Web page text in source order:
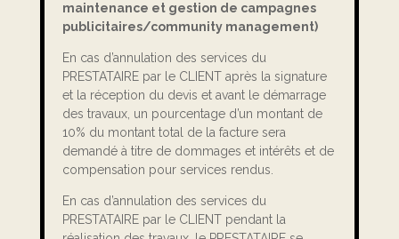
maintenance et gestion de campagnes
publicitaires/community management)
En cas d’annulation des services du
PRESTATAIRE par le CLIENT après la signature
et la réception du devis et avant le démarrage
des travaux, un pourcentage d’un montant de
10% du montant total de la facture sera
demandé à titre de dommages et intérêts et de
compensation pour services rendus.
En cas d’annulation des services du
PRESTATAIRE par le CLIENT pendant la